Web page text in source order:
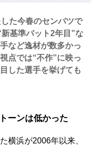
た今春のセンバツで
基準バット2年目”な
など逸材が数多かっ
点では“不作”に映っ
した選手を挙げても
ーンは低かった
横浜が2006年以来、